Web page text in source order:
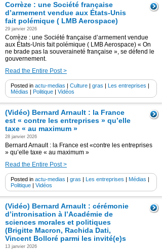
Corrèze : une Société française
d’armement vendue aux États-Unis
fait polémique ( LMB Aerospace)
29 janvier 2026
Corrèze : une Société française d’armement vendue
aux États-Unis fait polémique ( LMB Aerospace) « On
ne brade pas la souveraineté française », se défend le
gouvernement.
Read the Entire Post >
Posted in actu-medias | Culture | gras | Les entreprises |
Médias | Politique | Vidéos
(Vidéo) Bernard Arnault : la France
est « contre les entreprises » qu’elle
taxe « au maximum »
28 janvier 2026
Bernard Arnault : la France est «contre les entreprises
» qu’elle taxe « au maximum »
Read the Entire Post >
Posted in actu-medias | gras | Les entreprises | Médias |
Politique | Vidéos
(Vidéo) Bernard Arnault : cérémonie
d’intronisation à l’Académie de
sciences morales et politiques
(Brigitte Macron, Rachida Dati,
Vincent Bolloré parmi les invité(e)s
13 janvier 2026